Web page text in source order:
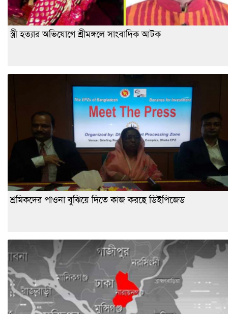
স্ত্রী হত্যার অভিযোগে শ্রীমঙ্গলে সাংবাদিক আটক
শ্রমিকদের পাওনা বুঝিয়ে দিতে কাজ করছে ডিইপিজেড